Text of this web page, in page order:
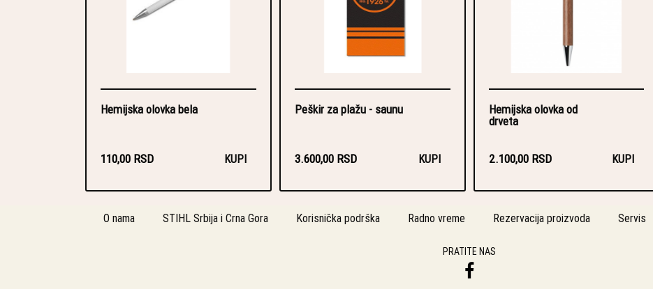
Hemijska olovka bela
110,00 RSD KUPI
Peškir za plažu - saunu
3.600,00 RSD KUPI
Hemijska olovka od
drveta
2.100,00 RSD KUPI
O nama STIHL Srbija i Crna Gora Korisnička podrška Radno vreme Rezervacija proizvoda Servis
PRATITE NAS